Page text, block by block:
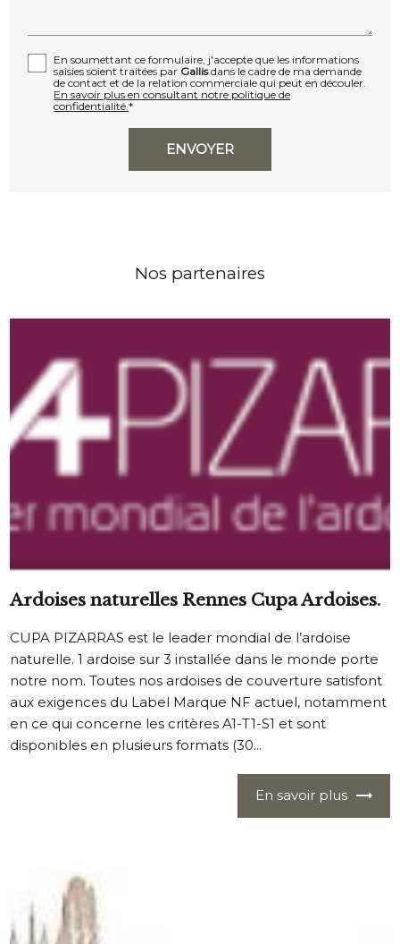
En soumettant ce formulaire, j'accepte que les informations
saisies soient traitées par Gallisdans le cadre de ma demande
de contact et de la relation commerciale qui peut en découler.
En savoir plus en consultant notre politique de
confidentialité.*
Nos partenaires
Ardoises naturelles Rennes Cupa Ardoises.
CUPA PIZARRAS est le leader mondial de l’ardoise
naturelle. 1 ardoise sur 3 installée dans le monde porte
notre nom. Toutes nos ardoises de couverture satisfont
aux exigences du Label Marque NF actuel, notamment
en ce qui concerne les critères A1-T1-S1 et sont
disponibles en plusieurs formats (30...
En savoir plus